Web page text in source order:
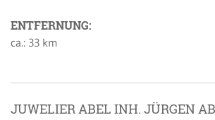
ENTFERNUNG:
ca.: 33 km
JUWELIER ABEL INH. JÜRGEN